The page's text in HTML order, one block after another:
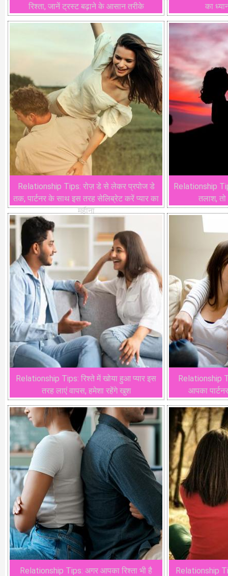
रिश्ता, जानें ट्रस्ट बढ़ाने के आसान तरीके का
Relationship Tips: रोज़ डे से लेकर प्रपोज डे
तक, पार्टनर के साथ इस तरह सेलिब्रेट करें प्यार का
महीना
Relationship
तलाश, तो
Relationship Tips: रिश्ते में खोया हुआ प्यार इस
तरह लाएं वापस, हमेशा रहेंगे खुश
Relationship
आपका
Relationship Tips: अगर आपका रिश्ता भी है
Relationship